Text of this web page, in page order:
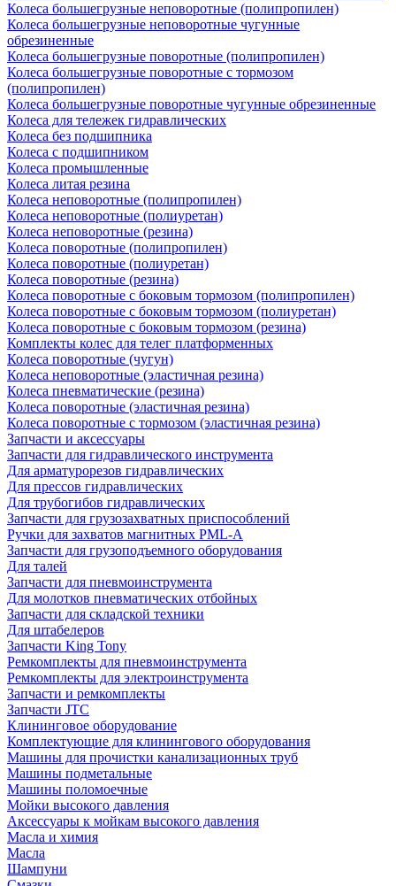
Колеса большегрузные неповоротные (полипропилен)
Колеса большегрузные неповоротные чугунные
обрезиненные
Колеса большегрузные поворотные (полипропилен)
Колеса большегрузные поворотные с тормозом
(полипропилен)
Колеса большегрузные поворотные чугунные обрезиненные
Колеса для тележек гидравлических
Колеса без подшипника
Колеса с подшипником
Колеса промышленные
Колеса литая резина
Колеса неповоротные (полипропилен)
Колеса неповоротные (полиуретан)
Колеса неповоротные (резина)
Колеса поворотные (полипропилен)
Колеса поворотные (полиуретан)
Колеса поворотные (резина)
Колеса поворотные c боковым тормозом (полипропилен)
Колеса поворотные c боковым тормозом (полиуретан)
Колеса поворотные c боковым тормозом (резина)
Комплекты колес для телег платформенных
Колеса поворотные (чугун)
Колеса неповоротные (эластичная резина)
Колеса пневматические (резина)
Колеса поворотные (эластичная резина)
Колеса поворотные c тормозом (эластичная резина)
Запчасти и аксессуары
Запчасти для гидравлического инструмента
Для арматурорезов гидравлических
Для прессов гидравлических
Для трубогибов гидравлических
Запчасти для грузозахватных приспособлений
Ручки для захватов магнитных PML-A
Запчасти для грузоподъемного оборудования
Для талей
Запчасти для пневмоинструмента
Для молотков пневматических отбойных
Запчасти для складской техники
Для штабелеров
Запчасти King Tony
Ремкомплекты для пневмоинструмента
Ремкомплекты для электроинструмента
Запчасти и ремкомплекты
Запчасти JTC
Клининговое оборудование
Комплектующие для клинингового оборудования
Машины для прочистки канализационных труб
Машины подметальные
Машины поломоечные
Мойки высокого давления
Аксессуары к мойкам высокого давления
Масла и химия
Масла
Шампуни